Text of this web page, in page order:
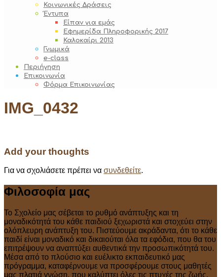
Κοινωνικές Δράσεις
Έντυπα
Είπαν για εμάς
Εφημερίδα Πληροφορικής 2017
Καλοκαίρι 2013
Γνωμικά
e-class
Περιήγηση
Επικοινωνία
Φόρμα Επικοινωνίας
IMG_0432
Add your thoughts
Για να σχολιάσετε πρέπει να συνδεθείτε.
Φιλοσοφία μας
Το Σχολείο μας σέβεται το ρυθμό ανάπτυξης και τη
μοναδικότητά του κάθε παιδιού ξεχωριστά και στοχεύει στην
ολόπλευρη ανάπτυξη του. Πιστεύουμε ακράδαντα, ότι το κάθε
παιδί είναι μοναδικό και δικαιούται όλα τα εφόδια, που θα του
επιτρέψουν να αναπτύξει αυθεντικά την προσωπικότητά του.
Μέσα από το πλούσιο και ευέλικτο εκπαιδευτικό μας
πρόγραμμα, καταφέρνουμε να προσφέρουμε στους μαθητές
μας πλατιά γνώση, που καλύπτει όλες τις πτυχές της ζωής.